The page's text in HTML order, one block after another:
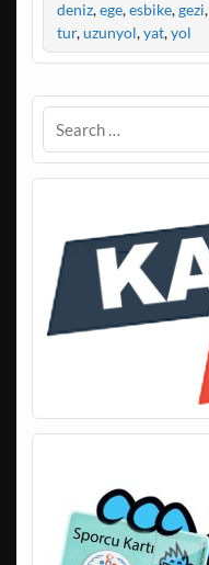
deniz,ege,esbike,gezi,
tur,uzunyol,yat,yol